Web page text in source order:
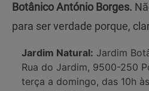
Botânico António Borges.
para ser verdade porque,
Jardim Natural: Jardim
Rua do Jardim, 9500-250
terça a domingo, das 10h